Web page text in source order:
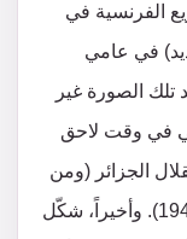
الفرنسية في
65% من العديد) في عامي
تلك الصورة غير
في وقت لاحق
الجزائر (ومن
بينهم عدد من قدامى الرماة في 1943-1944). وأخيراً، شكّل